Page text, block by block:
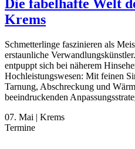
Die fabelhafte Welt
Krems
Schmetterlinge faszinieren als
erstaunliche
entpuppt sich bei näherem
Hochleistungswesen: Mit feinen
Tarnung, Abschreckung und
beeindruckenden
07. Mai | Krems
Termine